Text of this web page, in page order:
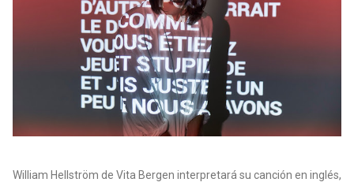
William Hellström de Vita Bergen interpretará su canción en inglés,